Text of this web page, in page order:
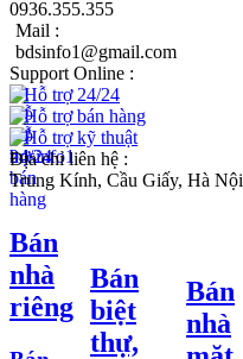
0936.355.355
Mail :
bdsinfo1@gmail.com
Support Online :
Hỗ trợ 24/24
Hỗ trợ bán hàng
Hỗ trợ kỹ thuật
Địa chỉ liên hệ :
Trung Kính, Cầu Giấy, Hà Nội
Bán
nhà
riêng
Bán
biệt
thự,
Bán
nhà